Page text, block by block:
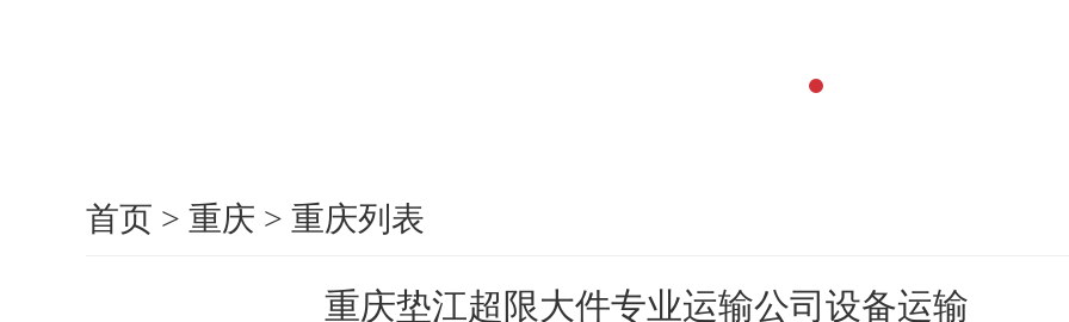
首页 > 重庆 > 重庆列表
重庆垫江超限大件专业运输公司设备运输